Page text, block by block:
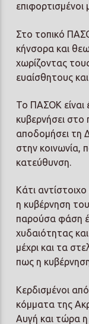
επιφορτισμένοι
Στο τοπικό
κήνσορα και
χωρίζοντας
ευαίσθητους
Το ΠΑΣΟΚ είναι
κυβερνήσει
αποδομήσει τη
στην κοινωνία,
κατεύθυνση.
Κάτι
η κυβέρνηση
παρούσα φάση
χυδαιότητας
μέχρι και τα
πως η
Κερδισμένοι
κόμματα της
Αυγή και τώρα